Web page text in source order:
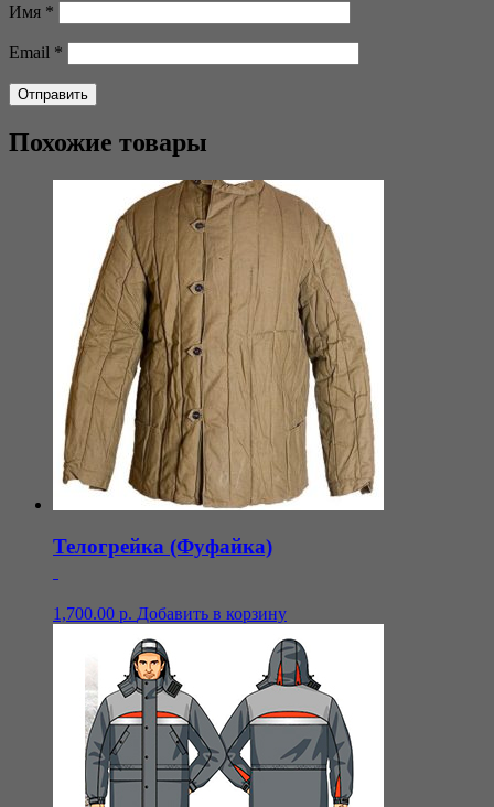
Имя *
Email *
Похожие товары
Телогрейка (Фуфайка)
1,700.00 р. Добавить в корзину